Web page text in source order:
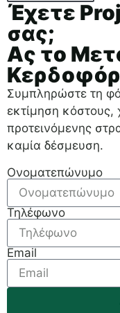
Έχετε
σας;
Ας το
Συμπληρώστε τη
εκτίμηση κόστους,
προτεινόμενης
καμία δέσμευση.
Ονοματεπώνυμο
Τηλέφωνο
Email